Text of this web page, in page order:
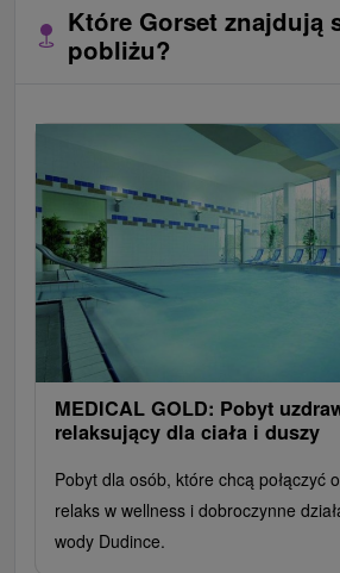
Które Gorset znajdują
pobliżu?
MEDICAL GOLD: Pobyt
relaksujący dla ciała i duszy
Pobyt dla osób, które chcą połączyć
relaks w wellness i dobroczynne
wody Dudince.